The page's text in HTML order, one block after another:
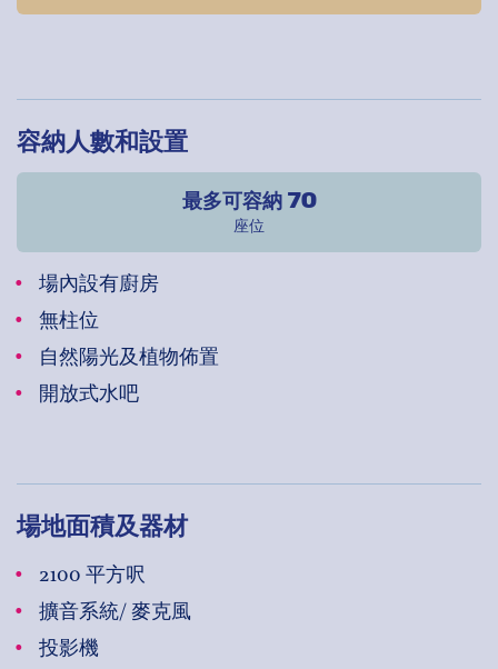
容納人數和設置
最多可容納 70
座位
場內設有廚房
無柱位
自然陽光及植物佈置
開放式水吧
場地面積及器材
2100 平方呎
擴音系統/ 麥克風
投影機